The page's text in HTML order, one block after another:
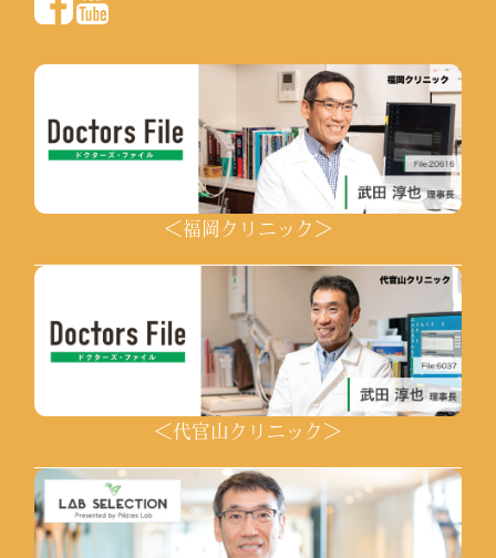
＜福岡クリニック＞
＜代官山クリニック＞